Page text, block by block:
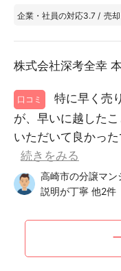
企業・社員の対応3.7 / 売
株式会社深考全幸
口コミ
特に早く売
が、早いに越した
いただいて良かっ
続きをみる
高崎市の分譲マ
説明が丁寧 他2件